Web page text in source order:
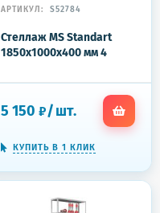
АРТИКУЛ: S52784
Стеллаж MS Standart
1850x1000x400 мм 4
5 150 ₽/шт.
КУПИТЬ В 1 КЛИК